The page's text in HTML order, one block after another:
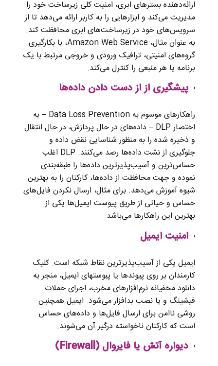
ارائه‌دهنده بسترهای ابری، امنیت کلی زیرساخت خود را
مدیریت می‌کند و ابزارهایی را به کاربر ارائه می‌دهد تا از
سرویس‌های خود در زیرساخت‌های ابری محافظت کند.
به عنوان مثال، Amazon Web Service، با بکارگیری
گروه‌های امنیتی، ترافیک ورودی و خروجی مرتبط با یک
برنامه یا هر منبعی را کنترل می‌کند.
پیشگیری از از دست دادن داده‌ها
راهکارهای موسوم به Data Loss Prevention – به
اختصار DLP – داده‌های در حال پردازش، در حال انتقال
و ذخیره شده را به منظور شناسایی نقض داده و
جلوگیری از نشت داده‌ها رصد می‌کنند. DLP اغلب
حساس‌ترین و آسیب‌پذیرترین داده‌ها را طبقه‌بندی
نموده و جهت محافظت از داده‌ها، کارکنان را به بهترین
شیوه‌ آموزش می‌دهد. برای مثال، ارسال نکردن فایل‌های
حساس و حیاتی از طریق پیوست ایمیل‌ها یکی از
بهترین این راهکارها می‌باشد.
امنیت ایمیل
ایمیل یکی از آسیب‌پذیرترین نقاط شبکه است. کلیک
کارمندان بر روی پیوندها یا پبوست‎های ایمیل، منجر به
دانلود مخفیانه نرم‌افزارهای مخرب، اجرای حملات
فیشینگ و یا نصب بدافزار می‌شود. ایمیل همچنین
روشی ناامن برای ارسال فایل‌ها و داده‌های حساس
است که کارکنان ناخواسته درگیر آن می‌شوند.
دیواره آتش یا فایروال (Firewall)